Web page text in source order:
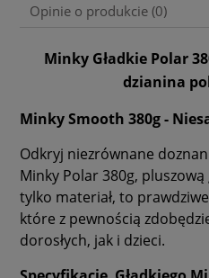
Opinie o produkcie (0)
Minky Gładkie Polar
dzianina
Minky Smooth 380g -
Odkryj niezrównane
Minky Polar 380g, pluszową
tylko materiał, to
które z pewnością
dorosłych, jak i dzieci.